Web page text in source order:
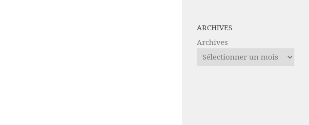
ARCHIVES
Archives